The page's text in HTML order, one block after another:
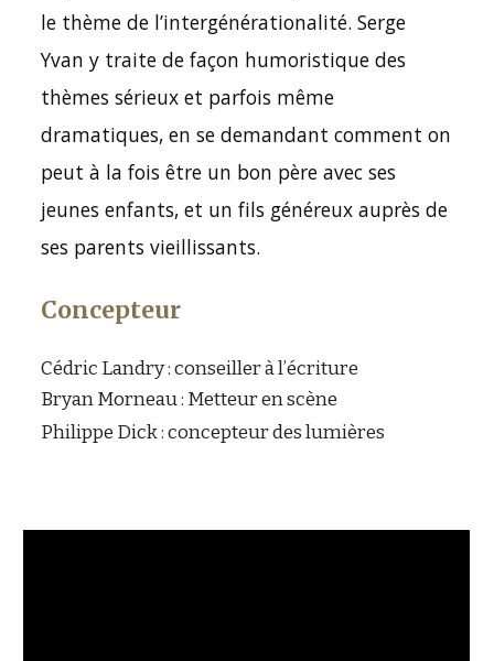
le thème de l’intergénérationalité. Serge
Yvan y traite de façon humoristique des
thèmes sérieux et parfois même
dramatiques, en se demandant comment on
peut à la fois être un bon père avec ses
jeunes enfants, et un fils généreux auprès de
ses parents vieillissants.
Concepteur
Cédric Landry : conseiller à l’écriture
Bryan Morneau : Metteur en scène
Philippe Dick : concepteur des lumières